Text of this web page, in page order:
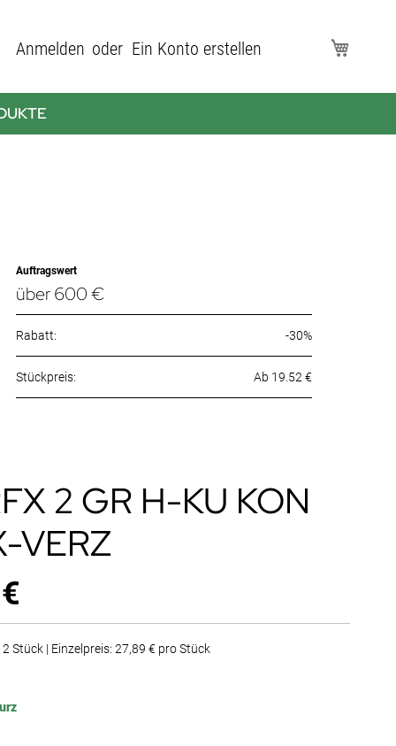
Direkt
Inhalt
Anmelden Ein Konto erstellen
Auftragswert
über 600 €
Rabatt: -30%
Ab 19.52 €
2 GR H-KU KON
VERZ
Stück | Einzelpreis: 27,89 € pro Stück